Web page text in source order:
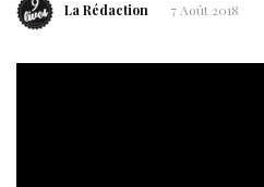
La Rédaction 7 Août 2018